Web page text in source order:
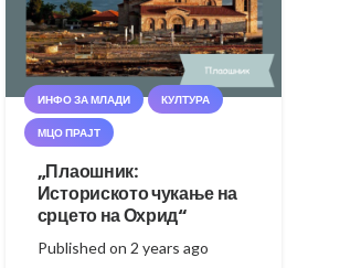
ИНФО ЗА МЛАДИ КУЛТУРА
МЦО ПРАЈТ
„Плаошник:
Историското чукање на
срцето на Охрид“
Published on 2 years ago